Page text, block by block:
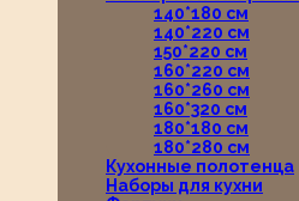
140*180 см
140*220 см
150*220 см
160*220 см
160*260 см
160*320 см
180*180 см
180*280 см
Кухонные полотенца
Наборы для кухни